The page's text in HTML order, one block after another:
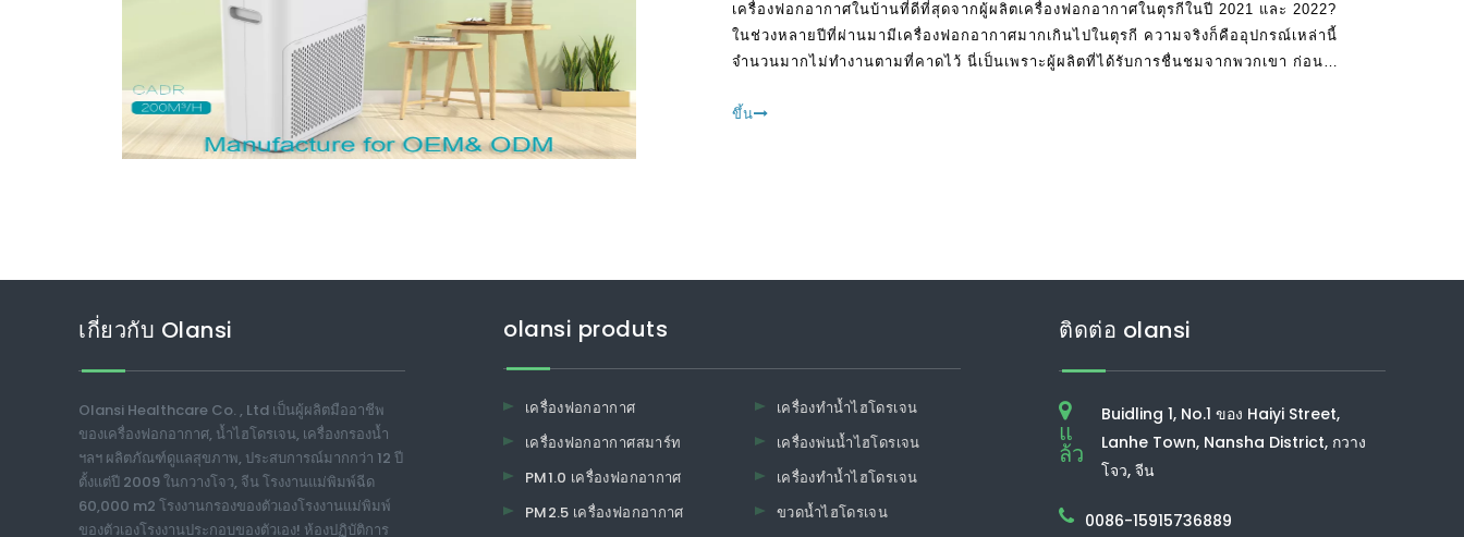
เครื่องฟอกอากาศในบ้านที่ดีที่สุดจากผู้ผลิตเครื่องฟอกอากาศในตุรกีในปี 2021 และ 2022?
ในช่วงหลายปีที่ผ่านมามีเครื่องฟอกอากาศมากเกินไปในตุรกี ความจริงก็คืออุปกรณ์เหล่านี้
จำนวนมากไม่ทำงานตามที่คาดไว้ นี่เป็นเพราะผู้ผลิตที่ได้รับการชื่นชมจากพวกเขา ก่อนที่
ขึ้น
เกี่ยวกับ Olansi
Olansi Healthcare Co. , Ltd เป็นผู้ผลิตมืออาชีพ
ของเครื่องฟอกอากาศ, น้ำไฮโดรเจน, เครื่องกรองน้ำ
ฯลฯ ผลิตภัณฑ์ดูแลสุขภาพ, ประสบการณ์มากกว่า 12 ปี
ตั้งแต่ปี 2009 ในกวางโจว, จีน โรงงานแม่พิมพ์ฉีด
60,000 m2 โรงงานกรองของตัวเองโรงงานแม่พิมพ์
ของตัวเองโรงงานประกอบของตัวเอง! ห้องปฏิบัติการ
olansi produts
เครื่องฟอกอากาศ
เครื่องฟอกอากาศสมาร์ท
PM1.0 เครื่องฟอกอากาศ
PM2.5 เครื่องฟอกอากาศ
เครื่องทำน้ำไฮโดรเจน
เครื่องพ่นน้ำไฮโดรเจน
เครื่องทำน้ำไฮโดรเจน
ขวดน้ำไฮโดรเจน
ติดต่อ olansi
แ
ล้ว
Buidling 1, No.1 ของ Haiyi Street,
Lanhe Town, Nansha District, กวาง
โจว, จีน
0086-15915736889